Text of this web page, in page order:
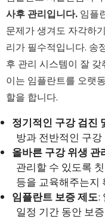
사후 관리입니다. 임플
문제가 생겨도 자각하
리가 필수적입니다. 송
후 관리 시스템이 잘
이는 임플란트를 오랫
할을 합니다.
정기적인 구강 검진
방과 전반적인 구
올바른 구강 위생 관
관리할 수 있도록
등을 교육해주는지
임플란트 보증 제도:
일정 기간 동안 보